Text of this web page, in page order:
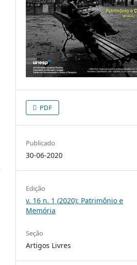
PDF
Publicado
30-06-2020
Edição
v. 16 n. 1 (2020): Patrimônio e
Memória
Seção
Artigos Livres